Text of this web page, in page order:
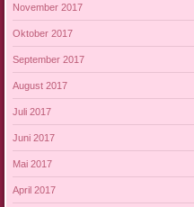
November 2017
Oktober 2017
September 2017
August 2017
Juli 2017
Juni 2017
Mai 2017
April 2017